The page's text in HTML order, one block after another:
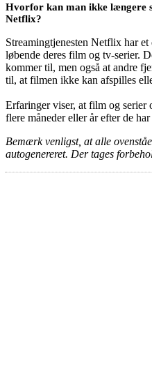
Hvorfor kan man ikke længere
Netflix?
Streamingtjenesten Netflix har
løbende deres film og tv-serier.
kommer til, men også at andre
til, at filmen ikke kan afspilles
Erfaringer viser, at film og
flere måneder eller år efter de
Bemærk venligst, at alle
autogenereret. Der tages